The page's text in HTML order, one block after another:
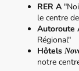
RER A
le centre
Autoroute
Régional"
Hôtels
notre